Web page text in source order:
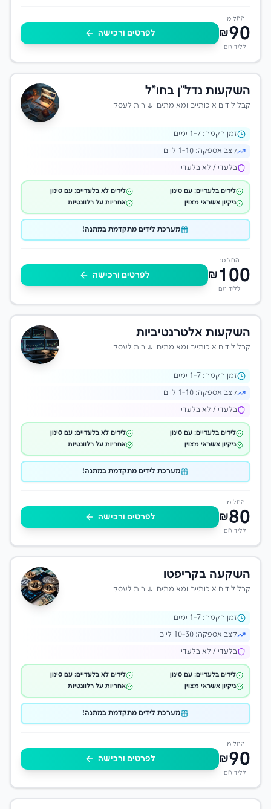
החל מ:
₪90
לליד חם
לפרטים ורכישה
השקעות נדל"ן בחו"ל
קבל לידים איכותיים ומאומתים ישירות לעסק
זמן הקמה: 1 -7 ימים
קצב אספקה: 1-10 ליום
בלעדי / לא בלעדי
לידים בלעדיים: עם סינון
לידים לא בלעדיים: עם סינון
ניקיון אשראי מצוין
אחריות על רלוונטיות
מערכת לידים מתקדמת במתנה!
החל מ:
₪ 100
לליד חם
לפרטים ורכישה
השקעות אלטרנטיביות
קבל לידים איכותיים ומאומתים ישירות לעסק
זמן הקמה: 1 -7 ימים
קצב אספקה: 1-10 ליום
בלעדי / לא בלעדי
לידים בלעדיים: עם סינון
לידים לא בלעדיים: עם סינון
ניקיון אשראי מצוין
אחריות על רלוונטיות
מערכת לידים מתקדמת במתנה!
החל מ:
₪80
לליד חם
לפרטים ורכישה
השקעה בקריפטו
קבל לידים איכותיים ומאומתים ישירות לעסק
זמן הקמה: 1 -7 ימים
קצב אספקה: 10-30 ליום
בלעדי / לא בלעדי
לידים בלעדיים: עם סינון
לידים לא בלעדיים: עם סינון
ניקיון אשראי מצוין
אחריות על רלוונטיות
מערכת לידים מתקדמת במתנה!
החל מ:
₪90
לליד חם
לפרטים ורכישה